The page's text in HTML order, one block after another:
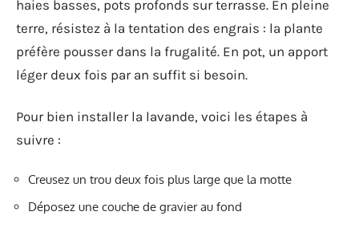
haies basses, pots profonds sur terrasse. En pleine
terre, résistez à la tentation des engrais : la plante
préfère pousser dans la frugalité. En pot, un apport
léger deux fois par an suffit si besoin.
Pour bien installer la lavande, voici les étapes à
suivre :
Creusez un trou deux fois plus large que la motte
Déposez une couche de gravier au fond